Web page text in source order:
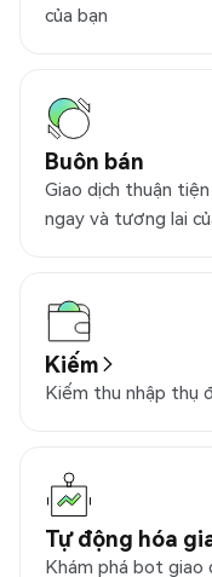
của bạn
Buôn bán
Giao dịch thuận
ngay và tương lai
Kiếm
Kiếm thu nhập thụ
Tự động hóa
Khám phá bot giao